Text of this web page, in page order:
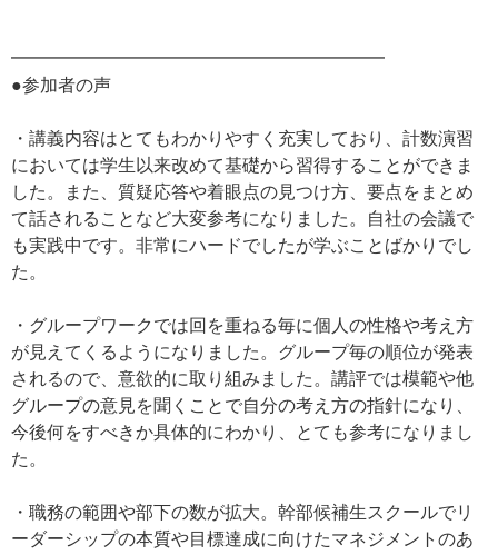
━━━━━━━━━━━━━━━━━━━━━
●参加者の声
・講義内容はとてもわかりやすく充実しており、計数演習
においては学生以来改めて基礎から習得することができま
した。また、質疑応答や着眼点の見つけ方、要点をまとめ
て話されることなど大変参考になりました。自社の会議で
も実践中です。非常にハードでしたが学ぶことばかりでし
た。
・グループワークでは回を重ねる毎に個人の性格や考え方
が見えてくるようになりました。グループ毎の順位が発表
されるので、意欲的に取り組みました。講評では模範や他
グループの意見を聞くことで自分の考え方の指針になり、
今後何をすべきか具体的にわかり、とても参考になりまし
た。
・職務の範囲や部下の数が拡大。幹部候補生スクールでリ
ーダーシップの本質や目標達成に向けたマネジメントのあ